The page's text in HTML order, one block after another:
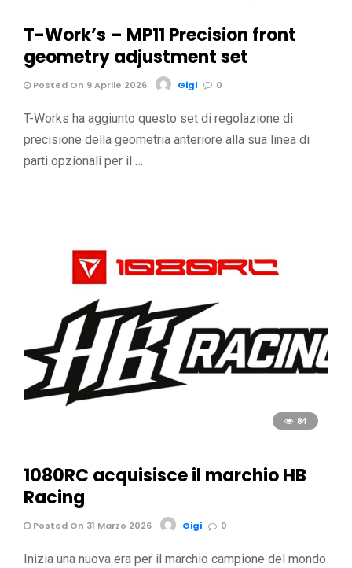
T-Work’s – MP11 Precision front
geometry adjustment set
Posted On 9 Aprile 2026 Gigi 0
T-Works ha aggiunto questo set di regolazione di
precisione della geometria anteriore alla sua linea di
parti opzionali per il …
84
1080RC acquisisce il marchio HB
Racing
Posted On 31 Marzo 2026 Gigi 0
Inizia una nuova era per il marchio campione del mondo